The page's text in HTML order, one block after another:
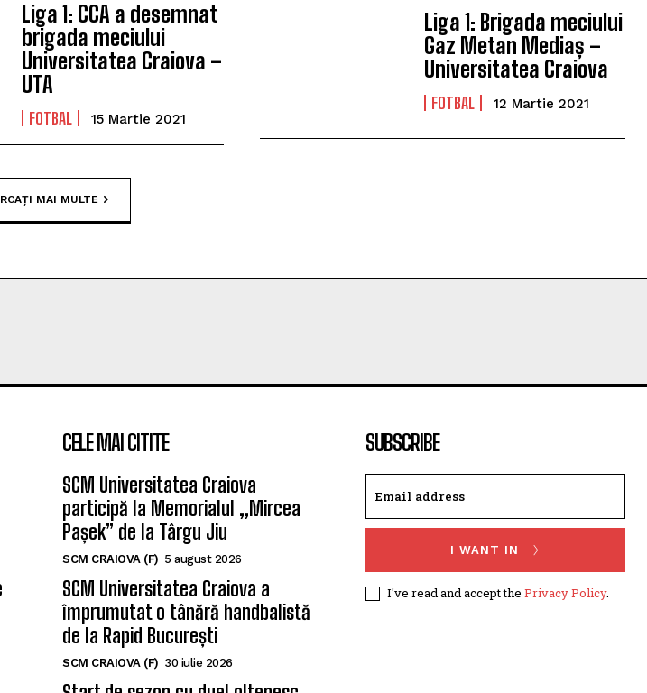
Liga 1: CCA a desemnat
brigada meciului
Universitatea Craiova –
UTA
FOTBAL 15 Martie 2021
Liga 1: Brigada meciului
Gaz Metan Mediaș –
Universitatea Craiova
FOTBAL 12 Martie 2021
MAI MULTE
CELE MAI CITITE
SCM Universitatea Craiova
participă la Memorialul „Mircea
Pașek” de la Târgu Jiu
SCM CRAIOVA (F) 5 august 2026
SCM Universitatea Craiova a
împrumutat o tânără handbalistă
de la Rapid București
SCM CRAIOVA (F) 30 iulie 2026
SUBSCRIBE
I WANT IN
I've read and accept the Privacy Policy.